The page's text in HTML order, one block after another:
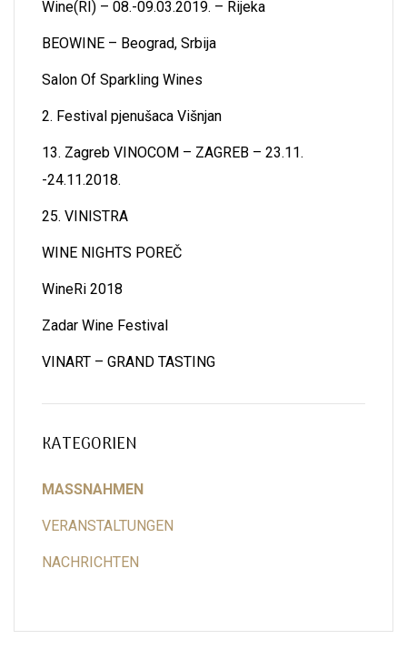
Wine(RI) – 08.-09.03.2019. – Rijeka
BEOWINE – Beograd, Srbija
Salon Of Sparkling Wines
2. Festival pjenušaca Višnjan
13. Zagreb VINOCOM – ZAGREB – 23.11.
-24.11.2018.
25. VINISTRA
WINE NIGHTS POREČ
WineRi 2018
Zadar Wine Festival
VINART – GRAND TASTING
KATEGORIEN
MASSNAHMEN
VERANSTALTUNGEN
NACHRICHTEN